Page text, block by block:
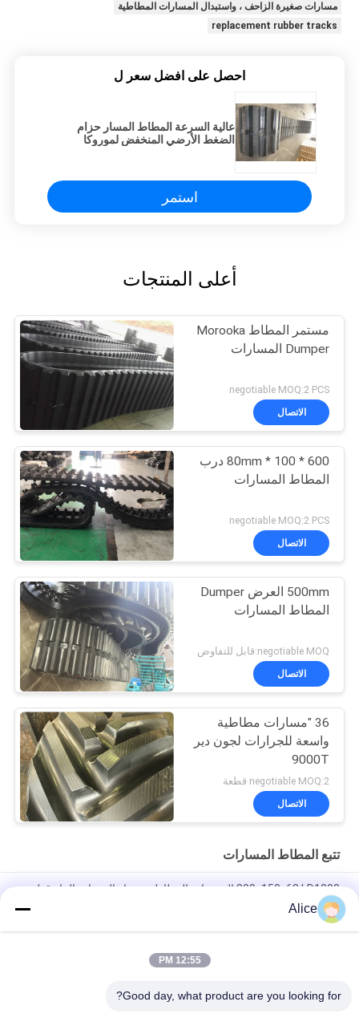
مسارات صغيرة الزاحف ، واستبدال المسارات المطاطية
replacement rubber tracks
احصل على افضل سعر ل
عالية السرعة المطاط المسار حزام
الضغط الأرضي المنخفض لموروكا
استمر
أعلى المنتجات
مستمر المطاط Morooka
Dumper المسارات
negotiable MOQ:2 PCS
الاتصال
600 * 100 * 80mm درب
المطاط المسارات
negotiable MOQ:2 PCS
الاتصال
500mm العرض Dumper
المطاط المسارات
negotiable MOQ:قابل للتفاوض
الاتصال
36 "مسارات مطاطية
واسعة للجرارات لجون دير
9000T
negotiable MOQ:2 قطعة
الاتصال
تتبع المطاط المسارات
800x150x68 LD1000 المضخات المطاطية مسار المعدات البناء قطع
الغيار
600*125*62 OEM Cralwer Dumper RT800 Dumper مسار
Alice
12:55 PM
Good day, what product are you looking for?